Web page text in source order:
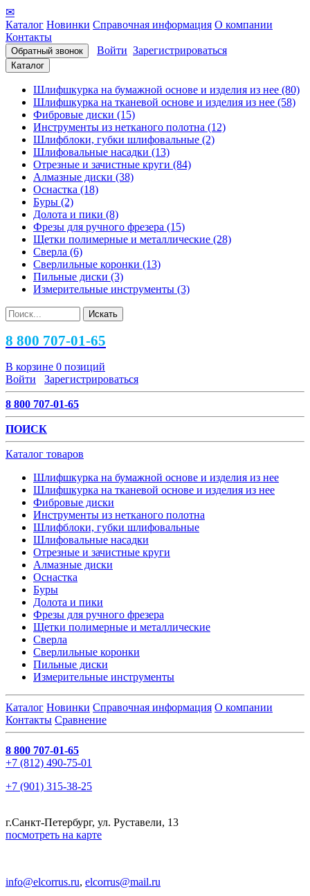
✉
Каталог Новинки Справочная информация О компании
Контакты
Обратный звонок Войти Зарегистрироваться
Каталог
Шлифшкурка на бумажной основе и изделия из нее (80)
Шлифшкурка на тканевой основе и изделия из нее (58)
Фибровые диски (15)
Инструменты из нетканого полотна (12)
Шлифблоки, губки шлифовальные (2)
Шлифовальные насадки (13)
Отрезные и зачистные круги (84)
Алмазные диски (38)
Оснастка (18)
Буры (2)
Долота и пики (8)
Фрезы для ручного фрезера (15)
Щетки полимерные и металлические (28)
Сверла (6)
Сверлильные коронки (13)
Пильные диски (3)
Измерительные инструменты (3)
8 800 707-01-65
В корзине 0 позиций
Войти
Зарегистрироваться
8 800 707-01-65
ПОИСК
Каталог товаров
Шлифшкурка на бумажной основе и изделия из нее
Шлифшкурка на тканевой основе и изделия из нее
Фибровые диски
Инструменты из нетканого полотна
Шлифблоки, губки шлифовальные
Шлифовальные насадки
Отрезные и зачистные круги
Алмазные диски
Оснастка
Буры
Долота и пики
Фрезы для ручного фрезера
Щетки полимерные и металлические
Сверла
Сверлильные коронки
Пильные диски
Измерительные инструменты
Каталог Новинки Справочная информация О компании
Контакты Сравнение
8 800 707-01-65
+7 (812) 490-75-01
+7 (901) 315-38-25
г.Санкт-Петербург, ул. Руставели, 13
посмотреть на карте
info@elcorrus.ru, elcorrus@mail.ru